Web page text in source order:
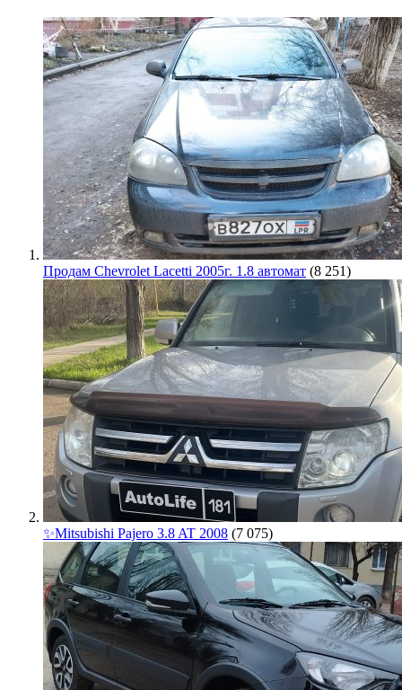
Продам Chevrolet Lacetti 2005г. 1.8 автомат (8 251)
✨Mitsubishi Pajero 3.8 AT 2008 (7 075)